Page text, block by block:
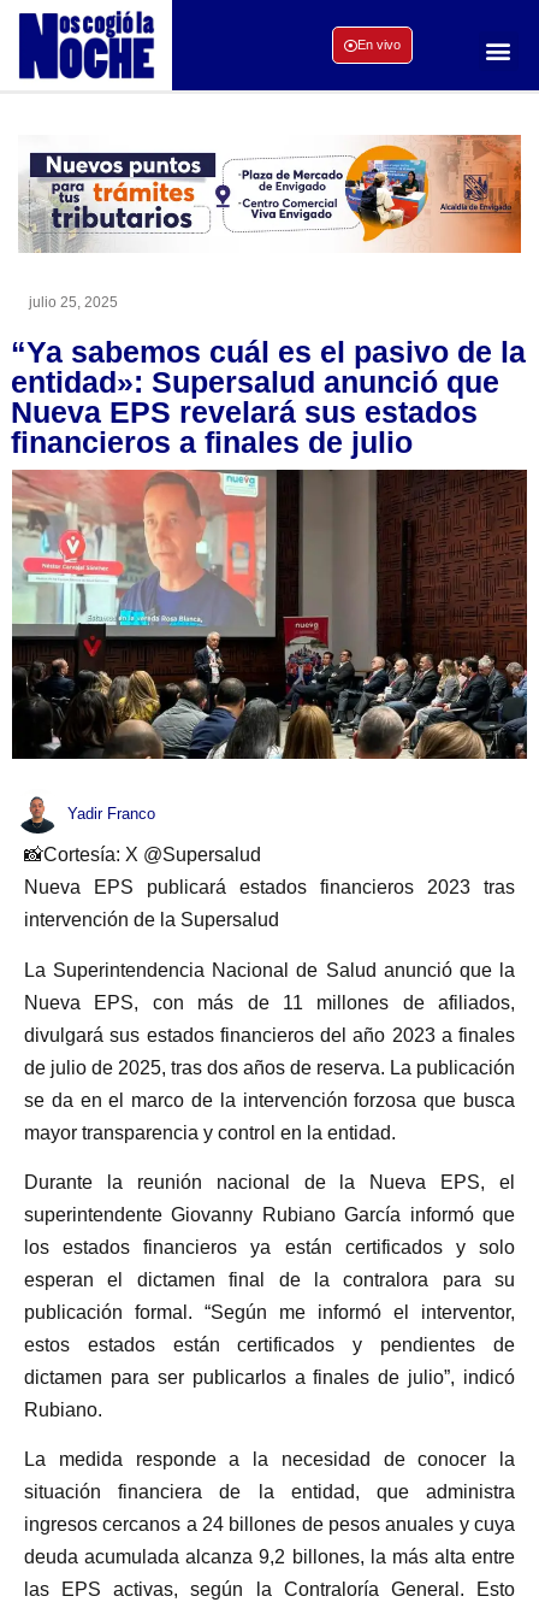
En vivo
julio 25, 2025
“Ya sabemos cuál es el pasivo de la
entidad»: Supersalud anunció que
Nueva EPS revelará sus estados
financieros a finales de julio
Yadir Franco
📸Cortesía: X @Supersalud
Nueva EPS publicará estados financieros 2023 tras
intervención de la Supersalud
La Superintendencia Nacional de Salud anunció que la
Nueva EPS, con más de 11 millones de afiliados,
divulgará sus estados financieros del año 2023 a finales
de julio de 2025, tras dos años de reserva. La publicación
se da en el marco de la intervención forzosa que busca
mayor transparencia y control en la entidad.
Durante la reunión nacional de la Nueva EPS, el
superintendente Giovanny Rubiano García informó que
los estados financieros ya están certificados y solo
esperan el dictamen final de la contralora para su
publicación formal. “Según me informó el interventor,
estos estados están certificados y pendientes de
dictamen para ser publicarlos a finales de julio”, indicó
Rubiano.
La medida responde a la necesidad de conocer la
situación financiera de la entidad, que administra
ingresos cercanos a 24 billones de pesos anuales y cuya
deuda acumulada alcanza 9,2 billones, la más alta entre
las EPS activas, según la Contraloría General. Esto